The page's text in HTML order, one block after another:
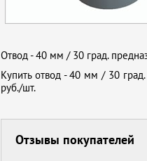
Отвод - 40 мм / 30 град.
Купить отвод - 40 мм / 30
руб./шт.
Отзывы покупателей